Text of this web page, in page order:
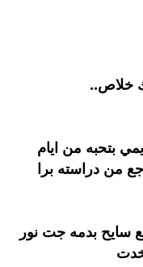
خلاص..
بتحبه من ايام
من دراسته برا
سايح بدمه جت نور